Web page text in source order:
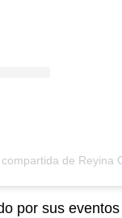
de Reyina
por sus